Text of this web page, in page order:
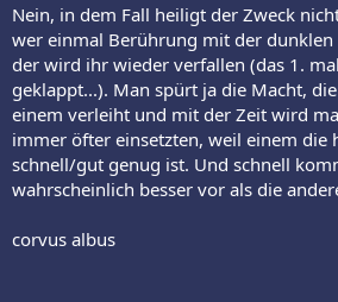
Nein, in dem Fall heiligt der Zweck
wer einmal Berührung mit der dunklen
der wird ihr wieder verfallen (das 1.
geklappt...). Man spürt ja die Macht,
einem verleiht und mit der Zeit wird
immer öfter einsetzten, weil einem die
schnell/gut genug ist. Und schnell
wahrscheinlich besser vor als die
corvus albus